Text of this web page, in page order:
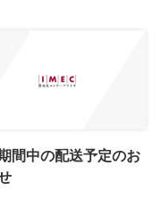
間中の配送予定のお